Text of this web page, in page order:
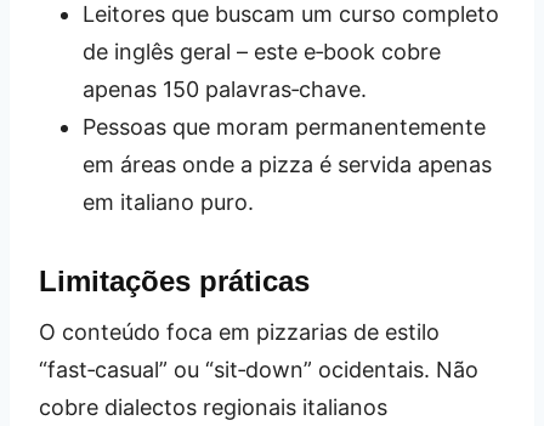
Leitores que buscam um curso completo
de inglês geral – este e‑book cobre
apenas 150 palavras‑chave.
Pessoas que moram permanentemente
em áreas onde a pizza é servida apenas
em italiano puro.
Limitações práticas
O conteúdo foca em pizzarias de estilo
“fast‑casual” ou “sit‑down” ocidentais. Não
cobre dialectos regionais italianos